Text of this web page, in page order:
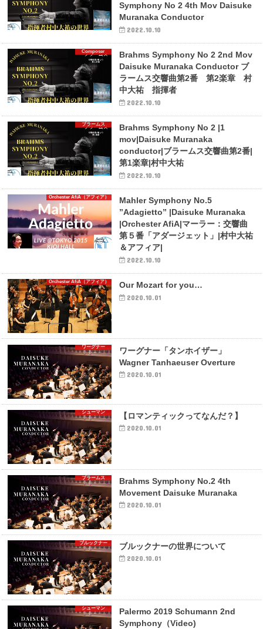
Symphony No 2 4th Mov Daisuke
Muranaka Conductor
2022.10.10
Composer
Brahms Symphony No 2 2nd Mov
Daisuke Muranaka Conductor ブ
ラームス交響曲第2番 第2楽章 村
中大祐 指揮者
2022.10.10
ブラームス
Brahms Symphony No 2 |1
mov|Daisuke Muranaka
conductor|ブラームス交響曲第2番|
第1楽章|村中大祐
2022.10.10
Orchester AfiA（アフィア）
Mahler Symphony No.5
”Adagietto” |Daisuke Muranaka
|Orchester AfiA|マーラー：交響曲
第５番「アダージェット」|村中大祐
＆アフィア|
2022.10.10
Orchester AfiA（アフィア） Our Mozart for you…
2020.10.01
ワーグナー
ワーグナー「タンホイザー」
Wagner Tanhaeuser Overture
2020.10.01
シューマン 【ロマンティックってなんだ？】
2020.10.01
ブラームス
Brahms Symphony No.2 4th
Movement Daisuke Muranaka
2020.10.01
ブルックナー ブルックナーの世界について
2020.10.01
シューマン
Palermo 2019 Schumann 2nd
Symphony（Video)